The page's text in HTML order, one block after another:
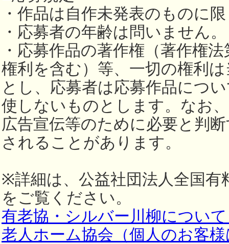
・作品は自作未発表のものに
・応募者の年齢は問いません。
・応募作品の著作権（著作権
権利を含む）等、一切の権利
とし、応募者は応募作品につ
使しないものとします。なお
広告宣伝等のために必要と判
されることがあります。
※詳細は、公益社団法人全国有
をご覧ください。
有老協・シルバー川柳につい
老人ホーム協会（個人のお客